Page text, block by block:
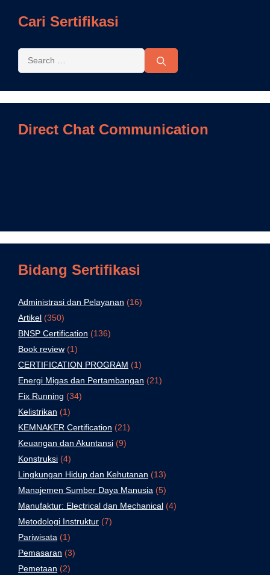
Cari Sertifikasi
Direct Chat Communication
Bidang Sertifikasi
Administrasi dan Pelayanan (16)
Artikel (350)
BNSP Certification (136)
Book review (1)
CERTIFICATION PROGRAM (1)
Energi Migas dan Pertambangan (21)
Fix Running (34)
Kelistrikan (1)
KEMNAKER Certification (21)
Keuangan dan Akuntansi (9)
Konstruksi (4)
Lingkungan Hidup dan Kehutanan (13)
Manajemen Sumber Daya Manusia (5)
Manufaktur: Electrical dan Mechanical (4)
Metodologi Instruktur (7)
Pariwisata (1)
Pemasaran (3)
Pemetaan (2)